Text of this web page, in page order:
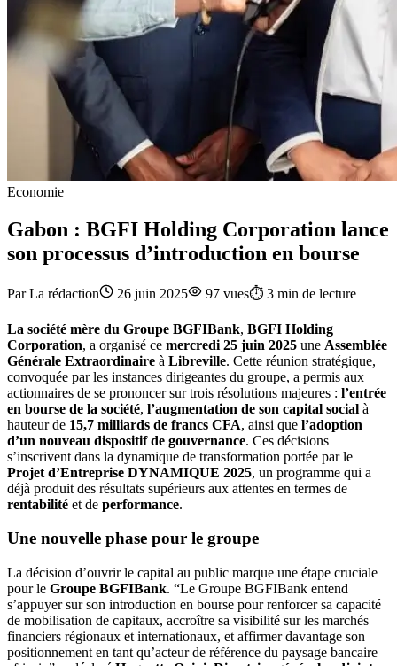
Economie
Gabon : BGFI Holding Corporation lance
son processus d’introduction en bourse
ParLa rédaction 26 juin 2025 97 vues⏱️ 3 min de lecture
La société mère du Groupe BGFIBank, BGFI Holding
Corporation, a organisé ce mercredi 25 juin 2025 une Assemblée
Générale Extraordinaire à Libreville. Cette réunion stratégique,
convoquée par les instances dirigeantes du groupe, a permis aux
actionnaires de se prononcer sur trois résolutions majeures : l’entrée
en bourse de la société, l’augmentation de son capital social à
hauteur de 15,7 milliards de francs CFA, ainsi que l’adoption
d’un nouveau dispositif de gouvernance. Ces décisions
s’inscrivent dans la dynamique de transformation portée par le
Projet d’Entreprise DYNAMIQUE 2025, un programme qui a
déjà produit des résultats supérieurs aux attentes en termes de
rentabilité et de performance.
Une nouvelle phase pour le groupe
La décision d’ouvrir le capital au public marque une étape cruciale
pour le Groupe BGFIBank. “Le Groupe BGFIBank entend
s’appuyer sur son introduction en bourse pour renforcer sa capacité
de mobilisation de capitaux, accroître sa visibilité sur les marchés
financiers régionaux et internationaux, et affirmer davantage son
positionnement en tant qu’acteur de référence du paysage bancaire